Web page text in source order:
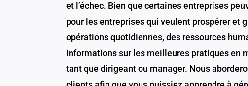
et l’échec. Bien que certaines entreprises
pour les entreprises qui veulent prospérer et
opérations quotidiennes, des ressources
informations sur les meilleures pratiques en
tant que dirigeant ou manager. Nous